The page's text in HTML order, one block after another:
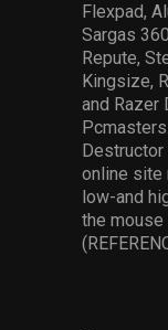
Hardware
Software
Services
Others
Press
Flexpad,
Sargas
Repute,
Kingsize,
and Razer
online site
low-and
the